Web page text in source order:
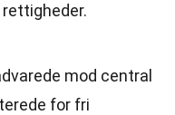
mod central
for fri